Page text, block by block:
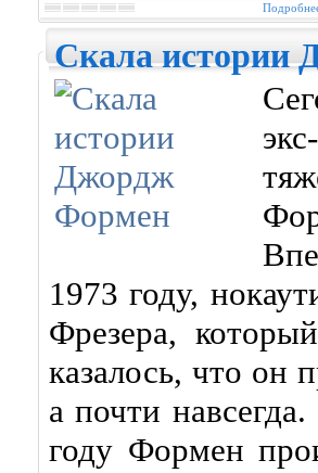
Cкала истории
1973 году,
Фрезера,
казалось, что он
а почти
году Формен